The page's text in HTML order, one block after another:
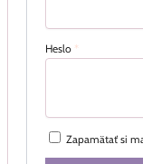
Heslo *
Zapamätať si